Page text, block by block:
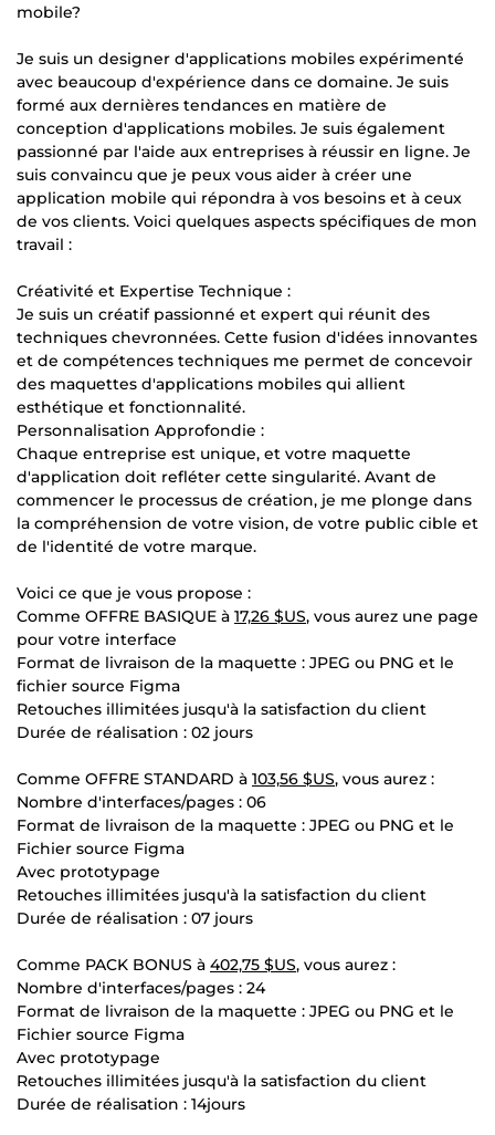
mobile?
Je suis un designer d'applications mobiles expérimenté
avec beaucoup d'expérience dans ce domaine. Je suis
formé aux dernières tendances en matière de
conception d'applications mobiles. Je suis également
passionné par l'aide aux entreprises à réussir en ligne. Je
suis convaincu que je peux vous aider à créer une
application mobile qui répondra à vos besoins et à ceux
de vos clients. Voici quelques aspects spécifiques de mon
travail :
Créativité et Expertise Technique :
Je suis un créatif passionné et expert qui réunit des
techniques chevronnées. Cette fusion d'idées innovantes
et de compétences techniques me permet de concevoir
des maquettes d'applications mobiles qui allient
esthétique et fonctionnalité.
Personnalisation Approfondie :
Chaque entreprise est unique, et votre maquette
d'application doit refléter cette singularité. Avant de
commencer le processus de création, je me plonge dans
la compréhension de votre vision, de votre public cible et
de l'identité de votre marque.
Voici ce que je vous propose :
Comme OFFRE BASIQUE à 17,26 $US, vous aurez une page
pour votre interface
Format de livraison de la maquette : JPEG ou PNG et le
fichier source Figma
Retouches illimitées jusqu'à la satisfaction du client
Durée de réalisation : 02 jours
Comme OFFRE STANDARD à 103,56 $US, vous aurez :
Nombre d'interfaces/pages : 06
Format de livraison de la maquette : JPEG ou PNG et le
Fichier source Figma
Avec prototypage
Retouches illimitées jusqu'à la satisfaction du client
Durée de réalisation : 07 jours
Comme PACK BONUS à 402,75 $US, vous aurez :
Nombre d'interfaces/pages : 24
Format de livraison de la maquette : JPEG ou PNG et le
Fichier source Figma
Avec prototypage
Retouches illimitées jusqu'à la satisfaction du client
Durée de réalisation : 14jours